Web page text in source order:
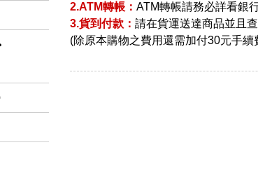
2.ATM轉帳： ATM轉帳請務必詳看銀
3.貨到付款： 請在貨運送達商品並且
(除原本購物之費用還需加付30元手續